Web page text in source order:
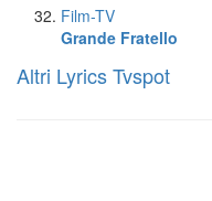
Film-TV
Grande Fratello
Altri Lyrics Tvspot